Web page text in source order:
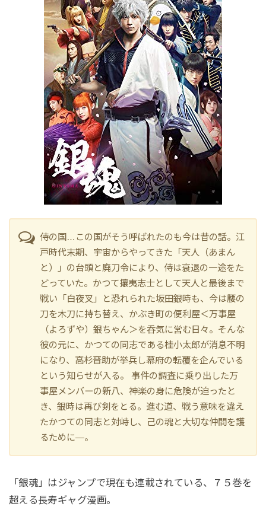
侍の国…この国がそう呼ばれたのも今は昔の話。江
戸時代末期、宇宙からやってきた「天人（あまん
と）」の台頭と廃刀令により、侍は衰退の一途をた
どっていた。かつて攘夷志士として天人と最後まで
戦い「白夜叉」と恐れられた坂田銀時も、今は腰の
刀を木刀に持ち替え、かぶき町の便利屋＜万事屋
（よろずや）銀ちゃん＞を呑気に営む日々。そんな
彼の元に、かつての同志である桂小太郎が消息不明
になり、高杉晋助が挙兵し幕府の転覆を企んでいる
という知らせが入る。 事件の調査に乗り出した万
事屋メンバーの新八、神楽の身に危険が迫ったと
き、銀時は再び剣をとる。進む道、戦う意味を違え
たかつての同志と対峙し、己の魂と大切な仲間を護
るために―。
「銀魂」はジャンプで現在も連載されている、７５巻を
超える長寿ギャグ漫画。